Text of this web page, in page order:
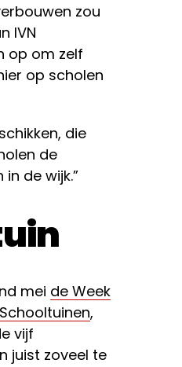
zou
IVN
op om zelf
op scholen
die
de
de wijk.”
mei de Week
,
vijf
juist zoveel te